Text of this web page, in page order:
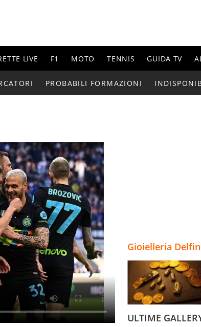
LIVE F1 MOTO TENNIS GUIDA TV
PROBABILI FORMAZIONI
Gioielleria
ULTIME